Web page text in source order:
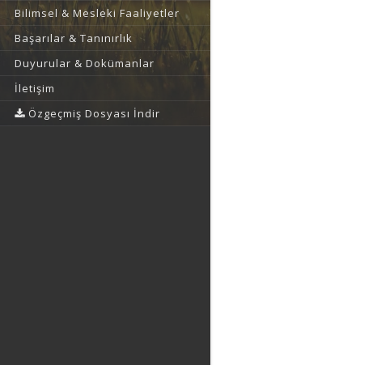
Bilimsel & Mesleki Faaliyetler
Başarılar & Tanınırlık
Duyurular & Dokümanlar
İletişim
Özgeçmiş Dosyası İndir